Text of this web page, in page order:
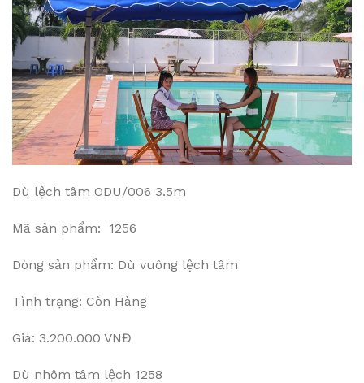
Dù lệch tâm ODU/006 3.5m
Mã sản phẩm: 1256
Dòng sản phẩm: Dù vuông lệch tâm
Tình trạng: Còn Hàng
Giá: 3.200.000 VNĐ
Dù nhôm tâm lệch 1258